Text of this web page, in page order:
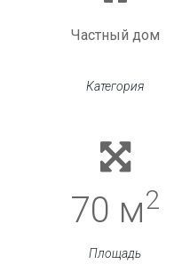
Частный дом
Категория
70 м2
Площадь